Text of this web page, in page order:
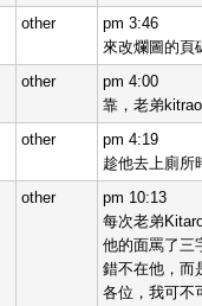
other
pm 3:46
來改爛圖的
other
pm 4:00
靠，老弟
other
pm 4:19
趁他去上廁
other
pm 10:13
每次老弟
他的面罵了三
錯不在他，而
各位，我可不